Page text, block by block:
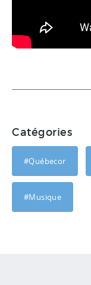
Catégories
#Québecor
#Musique